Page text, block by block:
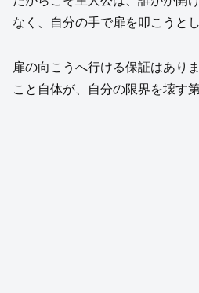
なく、自分の手で扉を叩こうとし
扉の向こうへ行ける保証はあり
こと自体が、自分の限界を壊す